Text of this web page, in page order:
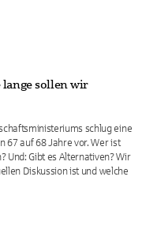
lange sollen wir
schlug eine
67 auf 68 Jahre vor. Wer ist
Und: Gibt es Alternativen? Wir
Diskussion ist und welche